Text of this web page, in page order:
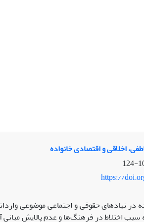
اخلاقی و اقتصادی خانواده
https://
در نهادهای حقوقی و اجتماعی موضوعی
اختلاط در فرهنگ‌ها و عدم پالایش